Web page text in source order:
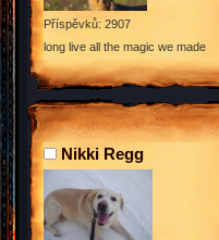
Příspěvků: 2907
long live all the magic we made
Nikki Regg